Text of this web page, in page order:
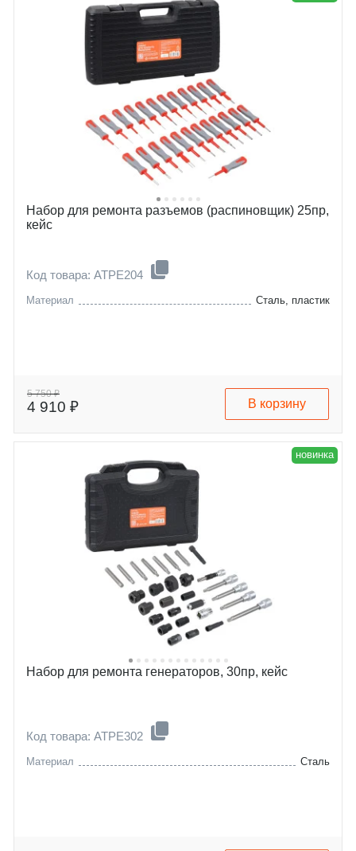
Набор для ремонта разъемов (распиновщик) 25пр,
кейс
Код товара: ATPE204
Материал Сталь, пластик
5 750 ₽
4 910 ₽ В корзину
новинка
Набор для ремонта генераторов, 30пр, кейс
Код товара: ATPE302
Материал Сталь